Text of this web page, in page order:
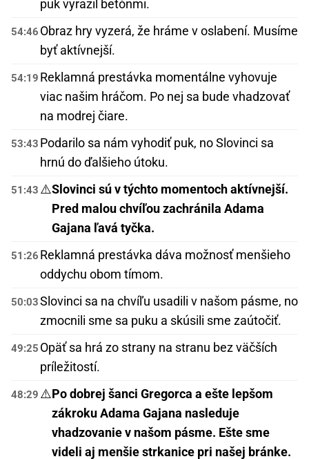
puk vyrazil betónmi.
54:46 Obraz hry vyzerá, že hráme v oslabení. Musíme
byť aktívnejší.
54:19 Reklamná prestávka momentálne vyhovuje
viac našim hráčom. Po nej sa bude vhadzovať
na modrej čiare.
53:43 Podarilo sa nám vyhodiť puk, no Slovinci sa
hrnú do ďalšieho útoku.
51:43 ⚠️Slovinci sú v týchto momentoch aktívnejší.
Pred malou chvíľou zachránila Adama
Gajana ľavá tyčka.
51:26 Reklamná prestávka dáva možnosť menšieho
oddychu obom tímom.
50:03Slovinci sa na chvíľu usadili v našom pásme, no
zmocnili sme sa puku a skúsili sme zaútočiť.
49:25 Opäť sa hrá zo strany na stranu bez väčších
príležitostí.
48:29 ⚠️Po dobrej šanci Gregorca a ešte lepšom
zákroku Adama Gajana nasleduje
vhadzovanie v našom pásme. Ešte sme
videli aj menšie strkanice pri našej bránke.